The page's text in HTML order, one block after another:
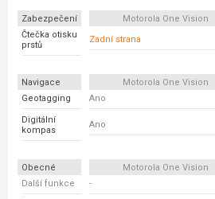
Zabezpečení Motorola One Vision
Čtečka otisku
prstů
Zadní strana
Navigace Motorola One Vision
Geotagging
Ano
Digitální
kompas
Ano
Obecné Motorola One Vision
Další funkce
-